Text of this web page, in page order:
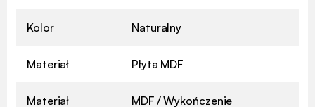
Kolor Naturalny
Materiał Płyta MDF
Materiał MDF / Wykończenie